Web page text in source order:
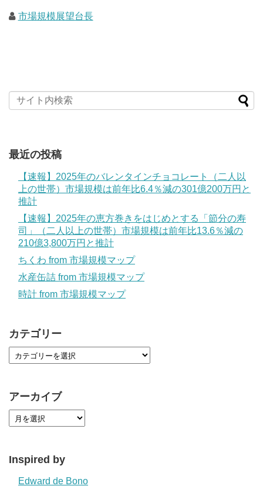
市場規模展望台長
最近の投稿
【速報】2025年のバレンタインチョコレート（二人以
上の世帯）市場規模は前年比6.4％減の301億200万円と
推計
【速報】2025年の恵方巻きをはじめとする「節分の寿
司」（二人以上の世帯）市場規模は前年比13.6％減の
210億3,800万円と推計
ちくわ from 市場規模マップ
水産缶詰 from 市場規模マップ
時計 from 市場規模マップ
カテゴリー
アーカイブ
Inspired by
Edward de Bono